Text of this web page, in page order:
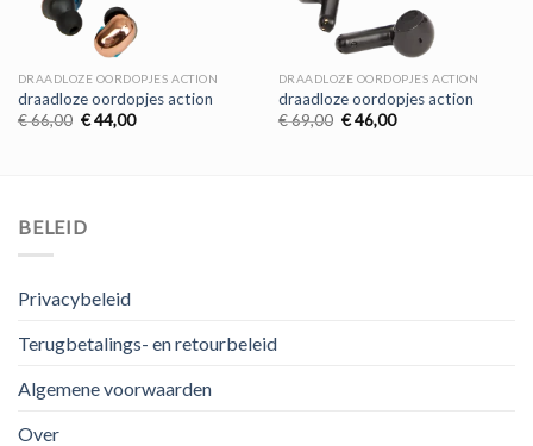
DRAADLOZE OORDOPJES ACTION
draadloze oordopjes action
€66,00 Oorspronkelijke
€44,00Huidige
DRAADLOZE OORDOPJES ACTION
draadloze oordopjes action
€69,00 Oorspronkelijke
€46,00Huidige
BELEID
Privacybeleid
Terugbetalings- en retourbeleid
Algemene voorwaarden
Over